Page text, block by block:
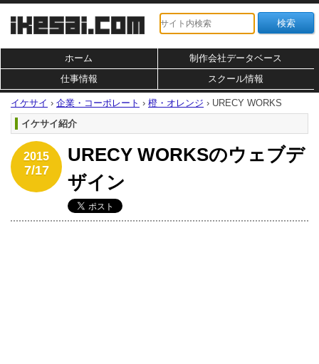
ホーム
制作会社データベース
仕事情報
スクール情報
イケサイ › 企業・コーポレート › 橙・オレンジ › URECY WORKS
イケサイ紹介
2015
7/17
URECY WORKSのウェブデ
ザイン